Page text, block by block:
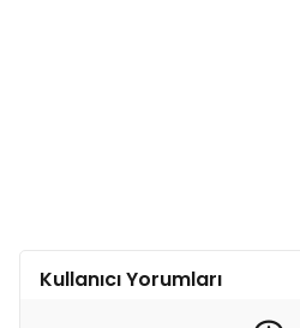
Kullanıcı Yorumları